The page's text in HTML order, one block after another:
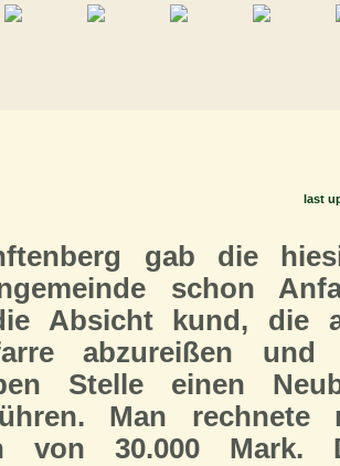
last
gab die
schon
Absicht kund, die
abzureißen und
Stelle einen
Man rechnete
von 30.000 Mark.